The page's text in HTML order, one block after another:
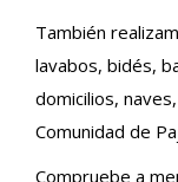
También
lavabos, bidés,
domicilios,
Comunidad de
Compruebe a